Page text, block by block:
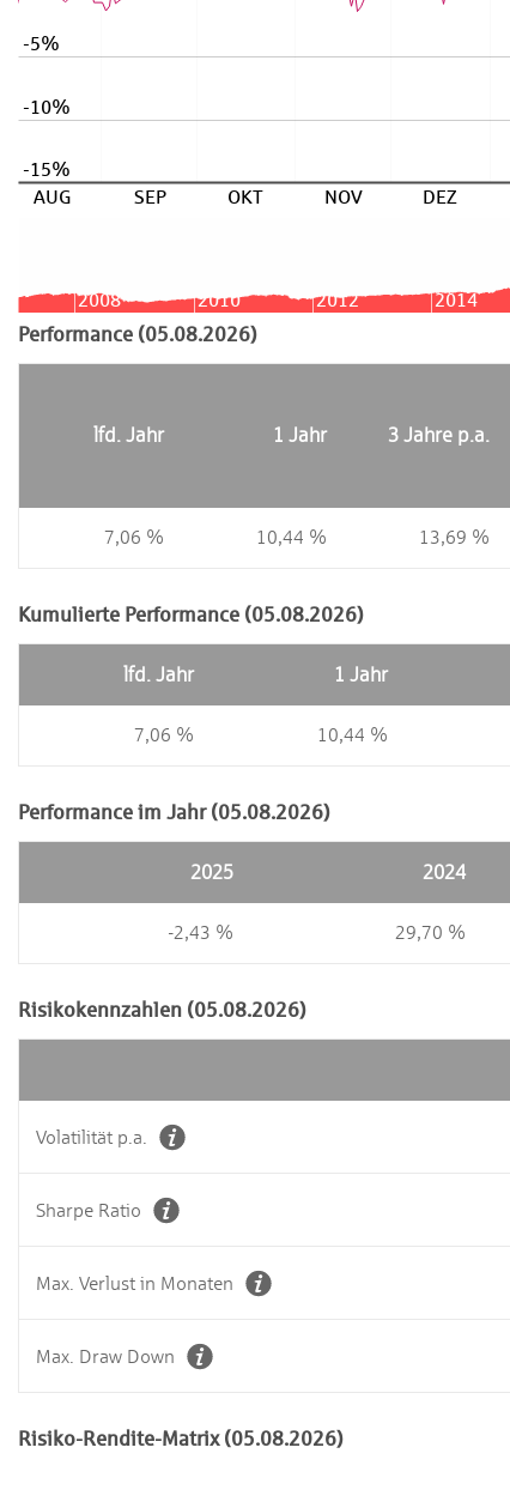
AUG SEP OKT NOV DEZ
-15%
-10%
-5%
2008 2010 2012 2014
Performance (05.08.2026)
lfd. Jahr 1 Jahr 3 Jahre p.a.
7,06 % 10,44 % 13,69 %
Kumulierte Performance (05.08.2026)
lfd. Jahr 1 Jahr
7,06 % 10,44 %
Performance im Jahr (05.08.2026)
2025 2024
-2,43 % 29,70 %
Risikokennzahlen (05.08.2026)
Volatilität p.a.
Sharpe Ratio
Max. Verlust in Monaten
Max. Draw Down
Risiko-Rendite-Matrix (05.08.2026)